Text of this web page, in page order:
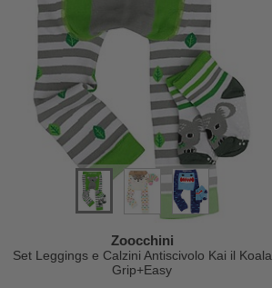
Zoocchini
Set Leggings e Calzini Antiscivolo Kai il Koala
Grip+Easy